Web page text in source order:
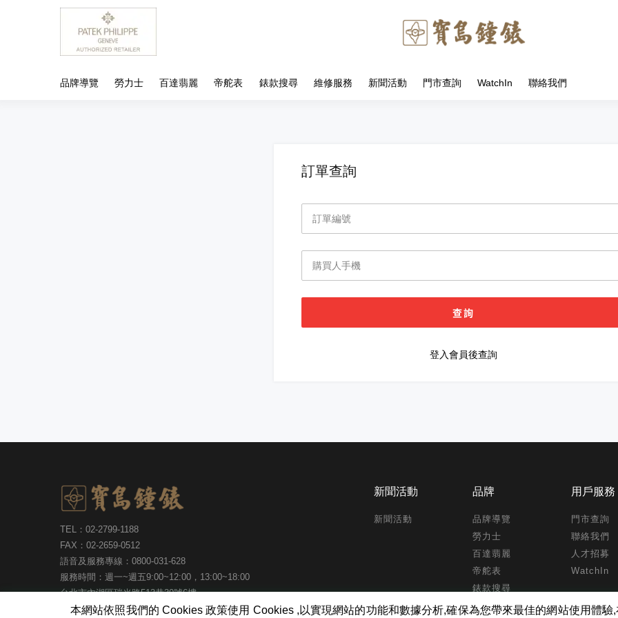
品牌導覽 勞力士 百達翡麗 帝舵表 錶款搜尋 維修服務 新聞活動 門市查詢 WatchIn 聯絡我們
訂單查詢
訂單編號
購買人手機
查詢
登入會員後查詢
TEL：02-2799-1188
FAX：02-2659-0512
語音及服務專線：0800-031-628
服務時間：週一~週五9:00~12:00，13:00~18:00
台北市內湖區瑞光路513巷30號6樓
新聞活動
新聞活動
品牌
品牌導覽
勞力士
百達翡麗
帝舵表
錶款搜尋
用戶服務
門市查詢
聯絡我們
人才招募
WatchIn
本網站依照我們的 Cookies 政策使用 Cookies ,以實現網站的功能和數據分析,確保為您帶來最佳的網站使用體驗